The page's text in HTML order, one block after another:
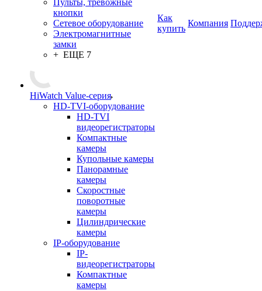
Пульты, тревожные
кнопки
Сетевое оборудование
Электромагнитные
замки
+ ЕЩЕ 7
HiWatch Value-серия
HD-TVI-оборудование
HD-TVI
видеорегистраторы
Компактные
камеры
Купольные камеры
Панорамные
камеры
Скоростные
поворотные
камеры
Цилиндрические
камеры
IP-оборудование
IP-
видеорегистраторы
Компактные
камеры
Как
купить
Компания